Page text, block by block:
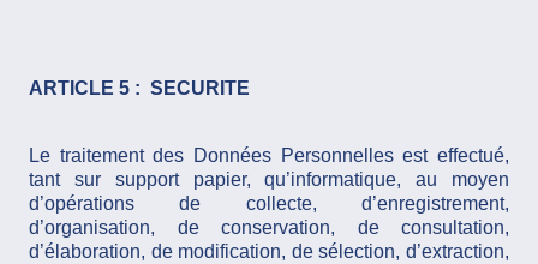
ARTICLE 5 : SECURITE
Le traitement des Données Personnelles est effectué,
tant sur support papier, qu’informatique, au moyen
d’opérations de collecte, d’enregistrement,
d’organisation, de conservation, de consultation,
d’élaboration, de modification, de sélection, d’extraction,